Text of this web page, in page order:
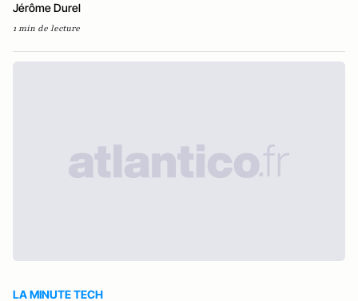
Jérôme Durel
1 min de lecture
LA MINUTE TECH